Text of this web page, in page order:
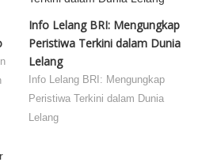
Info Lelang BRI: Mengungkap
Peristiwa Terkini dalam Dunia
Lelang
Info Lelang BRI: Mengungkap
Peristiwa Terkini dalam Dunia
Lelang